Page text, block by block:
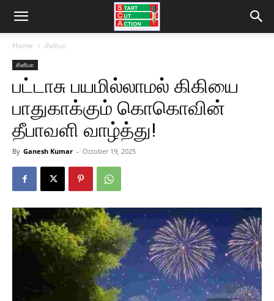
Home சினிமா
சினிமா
பட்டாசு பயமில்லாமல் கிகியை
பாதுகாக்கும் கொகொவின்
தீபாவளி வாழ்த்து!
By Ganesh Kumar - October 19, 2025